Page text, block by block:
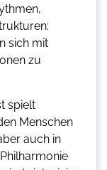
sich mit
zu
spielt
Menschen
auch in